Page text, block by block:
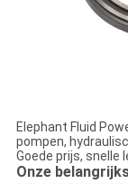
Elephant Fluid
pompen,
Goede prijs, snelle
Onze